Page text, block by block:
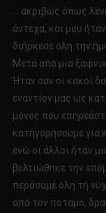
… ακριβώς όπως
άντεχα, και μου
διήρκεσε όλη την
Μετά από μια
Ήταν σαν οι κακοί
εναντίον μας ως
μόνος που
κατηγορήσουμε για
ενώ οι άλλοι ήταν
βελτιώθηκε την
περάσαμε όλη τη
από τον ποταμό,